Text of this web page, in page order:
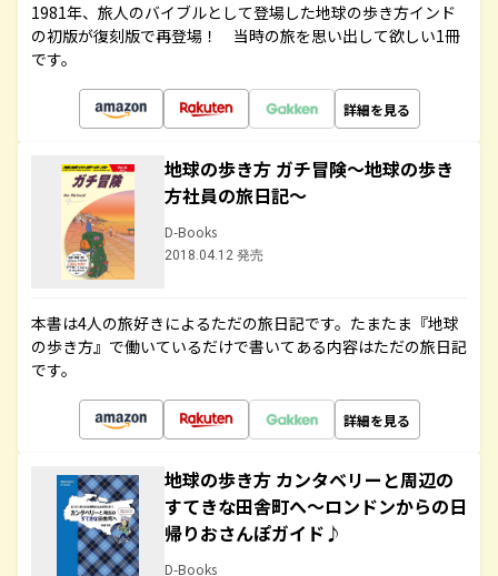
1981年、旅人のバイブルとして登場した地球の歩き方インド
の初版が復刻版で再登場！ 当時の旅を思い出して欲しい1冊
です。
詳細を見る
地球の歩き方 ガチ冒険～地球の歩き
方社員の旅日記～
D-Books
2018.04.12 発売
本書は4人の旅好きによるただの旅日記です。たまたま『地球
の歩き方』で働いているだけで書いてある内容はただの旅日記
です。
詳細を見る
地球の歩き方 カンタベリーと周辺の
すてきな田舎町へ～ロンドンからの日
帰りおさんぽガイド♪
D-Books